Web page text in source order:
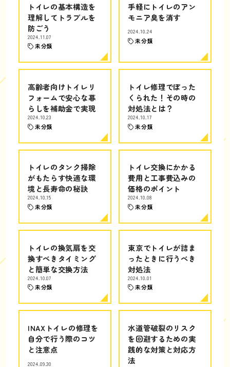
トイレの基本構造を
理解してトラブルを
防ごう
2024.11.07
未分類
手軽にトイレのアン
モニア臭を消す
2024.10.24
未分類
高齢者向けトイレリ
フォームで安心な暮
らしを補助金で実現
2024.10.23
未分類
トイレ修理でぼった
くられた！その時の
対処法とは？
2024.10.17
未分類
トイレのタンク掃除
がもたらす快適な環
境と長寿命の秘訣
2024.10.15
未分類
トイレ交換にかかる
費用と工事費込みの
価格のポイント
2024.10.08
未分類
トイレの換気扇を交
換すべきタイミング
と簡単な交換方法
2024.10.07
未分類
東京でトイレが詰ま
ったときに行うべき
対処法
2024.10.01
未分類
INAXトイレの修理を
自分で行う際のコツ
と注意点
2024.09.30
水道管破裂のリスク
を回避するための実
践的な対策と対応方
法